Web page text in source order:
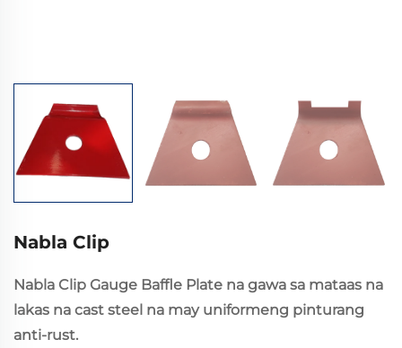
Nabla Clip
Nabla Clip Gauge Baffle Plate na gawa sa mataas na
lakas na cast steel na may uniformeng pinturang
anti-rust.